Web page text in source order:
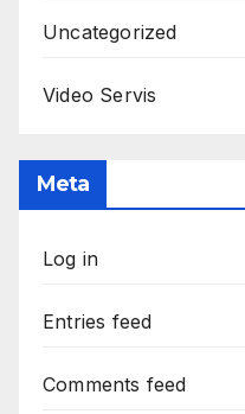
Uncategorized
Video Servis
Meta
Log in
Entries feed
Comments feed